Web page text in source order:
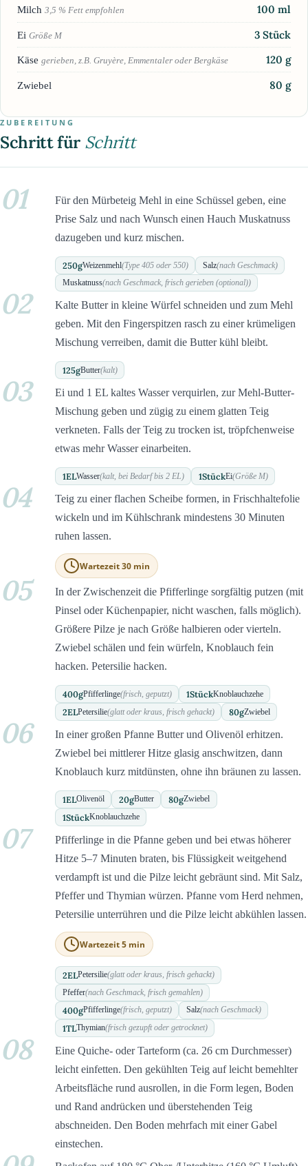
Milch 3,5 % Fett empfohlen 100 ml
Ei Größe M 3 Stück
Käse gerieben, z.B. Gruyère, Emmentaler oder Bergkäse 120 g
Zwiebel 80 g
ZUBEREITUNG
Schritt für Schritt
01
Für den Mürbeteig Mehl in eine Schüssel geben, eine
Prise Salz und nach Wunsch einen Hauch Muskatnuss
dazugeben und kurz mischen.
250gWeizenmehl(Type 405 oder 550) Salz(nach Geschmack)
Muskatnuss(nach Geschmack, frisch gerieben (optional))
02
Kalte Butter in kleine Würfel schneiden und zum Mehl
geben. Mit den Fingerspitzen rasch zu einer krümeligen
Mischung verreiben, damit die Butter kühl bleibt.
125gButter(kalt)
03
Ei und 1 EL kaltes Wasser verquirlen, zur Mehl-Butter-
Mischung geben und zügig zu einem glatten Teig
verkneten. Falls der Teig zu trocken ist, tröpfchenweise
etwas mehr Wasser einarbeiten.
1ELWasser(kalt, bei Bedarf bis 2 EL) 1StückEi(Größe M)
04
Teig zu einer flachen Scheibe formen, in Frischhaltefolie
wickeln und im Kühlschrank mindestens 30 Minuten
ruhen lassen.
Wartezeit 30 min
05
In der Zwischenzeit die Pfifferlinge sorgfältig putzen (mit
Pinsel oder Küchenpapier, nicht waschen, falls möglich).
Größere Pilze je nach Größe halbieren oder vierteln.
Zwiebel schälen und fein würfeln, Knoblauch fein
hacken. Petersilie hacken.
400gPfifferlinge(frisch, geputzt) 1StückKnoblauchzehe
2ELPetersilie(glatt oder kraus, frisch gehackt) 80gZwiebel
06
In einer großen Pfanne Butter und Olivenöl erhitzen.
Zwiebel bei mittlerer Hitze glasig anschwitzen, dann
Knoblauch kurz mitdünsten, ohne ihn bräunen zu lassen.
1ELOlivenöl 20gButter 80gZwiebel
1StückKnoblauchzehe
07
Pfifferlinge in die Pfanne geben und bei etwas höherer
Hitze 5–7 Minuten braten, bis Flüssigkeit weitgehend
verdampft ist und die Pilze leicht gebräunt sind. Mit Salz,
Pfeffer und Thymian würzen. Pfanne vom Herd nehmen,
Petersilie unterrühren und die Pilze leicht abkühlen lassen.
Wartezeit 5 min
2ELPetersilie(glatt oder kraus, frisch gehackt)
Pfeffer(nach Geschmack, frisch gemahlen)
400gPfifferlinge(frisch, geputzt) Salz(nach Geschmack)
1TLThymian(frisch gezupft oder getrocknet)
08
Eine Quiche- oder Tarteform (ca. 26 cm Durchmesser)
leicht einfetten. Den gekühlten Teig auf leicht bemehlter
Arbeitsfläche rund ausrollen, in die Form legen, Boden
und Rand andrücken und überstehenden Teig
abschneiden. Den Boden mehrfach mit einer Gabel
einstechen.